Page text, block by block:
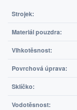
Strojek:
Materiál pouzdra:
Vlhkotěsnost:
Povrchová úprava:
Sklíčko:
Vodotěsnost: